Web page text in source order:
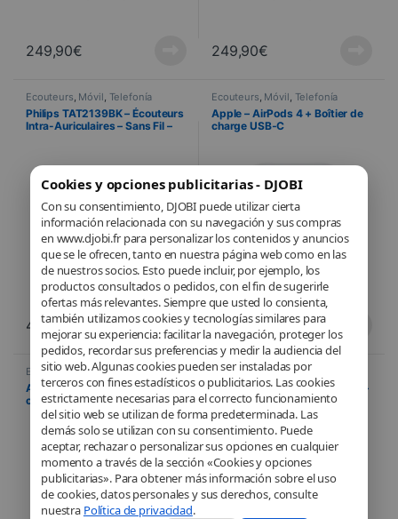
Cookies y opciones publicitarias - DJOBI
Con su consentimiento, DJOBI puede utilizar cierta
información relacionada con su navegación y sus compras
en www.djobi.fr para personalizar los contenidos y anuncios
que se le ofrecen, tanto en nuestra página web como en las
de nuestros socios. Esto puede incluir, por ejemplo, los
productos consultados o pedidos, con el fin de sugerirle
ofertas más relevantes. Siempre que usted lo consienta,
también utilizamos cookies y tecnologías similares para
mejorar su experiencia: facilitar la navegación, proteger los
pedidos, recordar sus preferencias y medir la audiencia del
sitio web. Algunas cookies pueden ser instaladas por
terceros con fines estadísticos o publicitarios. Las cookies
estrictamente necesarias para el correcto funcionamiento
del sitio web se utilizan de forma predeterminada. Las
demás solo se utilizan con su consentimiento. Puede
aceptar, rechazar o personalizar sus opciones en cualquier
momento a través de la sección «Cookies y opciones
publicitarias». Para obtener más información sobre el uso
de cookies, datos personales y sus derechos, consulte
nuestra Política de privacidad.
249,90€ 249,90€
Écouteurs, Móvil, Telefonía
Philips TAT2139BK – Écouteurs
Intra-Auriculaires – Sans Fil –
44,90€
Écouteurs, Móvil, Telefonía
Apple – AirPods 4 + Boîtier de
charge USB‑C
149,00€
Écouteurs,Móvil,Telefonía
Apple – Airpods avec boitier de
charge (2e génération)
Écouteurs,Móvil,Telefonía
Apple – Kit piéton – ORIGINAL –
Apple iPhone 15 – USB-C –
MTJY3ZM/A